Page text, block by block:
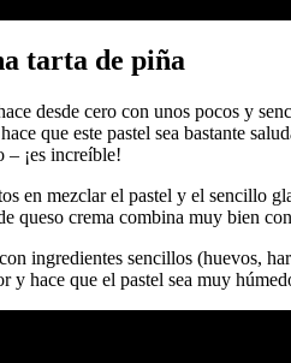
tarta de piña
desde cero con unos pocos y
que este pastel sea bastante
– ¡es increíble!
en mezclar el pastel y el sencillo
queso crema combina muy bien
ingredientes sencillos (huevos,
y hace que el pastel sea muy